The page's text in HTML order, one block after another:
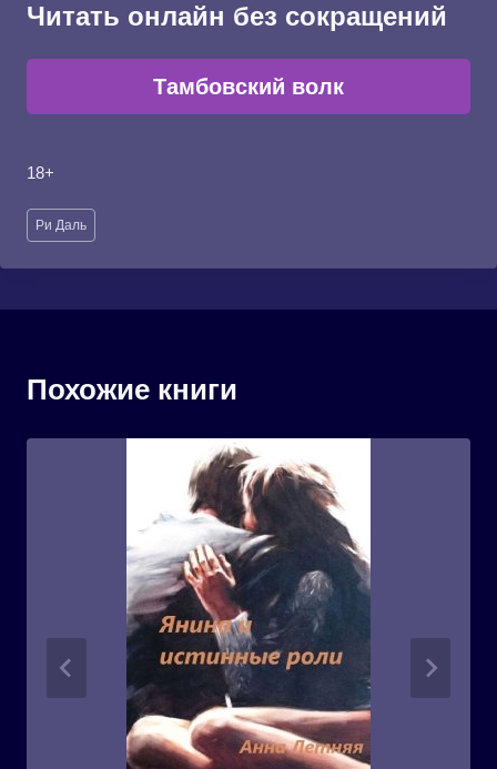
Читать онлайн без сокращений
Тамбовский волк
18+
Метки
записи:
Ри Даль
Похожие книги